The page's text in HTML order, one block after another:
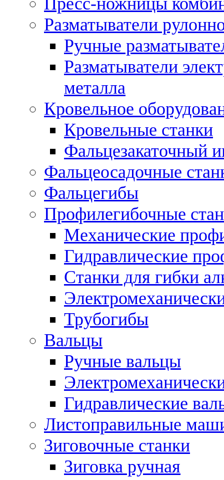
Разматыватели
Ручные
Разматыватели
металла
Кровельное
Кровельные станки
Фальцезакаточный
Фальцеосадочные
Фальцегибы
Профилегибочные
Механические
Гидравлические
Станки для гибки
Трубогибы
Вальцы
Ручные вальцы
Гидравлические
Листоправильные
Зиговочные станки
Зиговка ручная